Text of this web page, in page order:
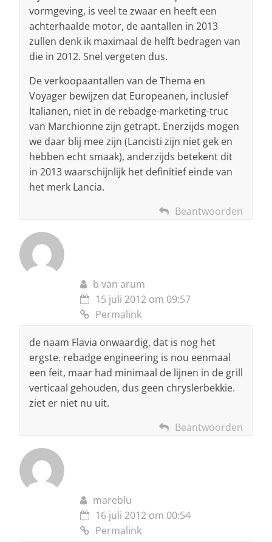
vormgeving, is veel te zwaar en heeft een
achterhaalde motor, de aantallen in 2013
zullen denk ik maximaal de helft bedragen van
die in 2012. Snel vergeten dus.
De verkoopaantallen van de Thema en
Voyager bewijzen dat Europeanen, inclusief
Italianen, niet in de rebadge-marketing-truc
van Marchionne zijn getrapt. Enerzijds mogen
we daar blij mee zijn (Lancisti zijn niet gek en
hebben echt smaak), anderzijds betekent dit
in 2013 waarschijnlijk het definitief einde van
het merk Lancia.
Beantwoorden
b van arum
15 juli 2012 om 09:57
Permalink
de naam Flavia onwaardig, dat is nog het
ergste. rebadge engineering is nou eenmaal
een feit, maar had minimaal de lijnen in de grill
verticaal gehouden, dus geen chryslerbekkie.
ziet er niet nu uit.
Beantwoorden
mareblu
16 juli 2012 om 00:54
Permalink